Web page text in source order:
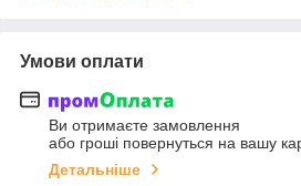
Умови оплати
Ви отримаєте замовлення
або гроші повернуться на вашу
Детальніше